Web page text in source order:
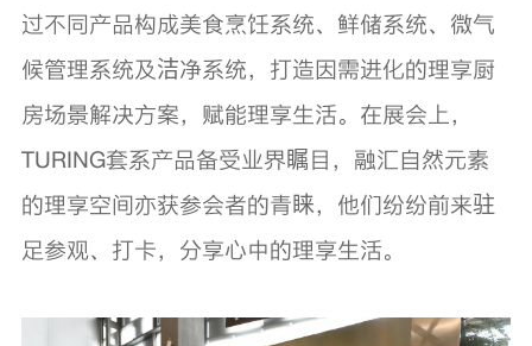
过不同产品构成美食烹饪系统、鲜储系统、微气
候管理系统及洁净系统，打造因需进化的理享厨
房场景解决方案，赋能理享生活。在展会上，
TURING套系产品备受业界瞩目，融汇自然元素
的理享空间亦获参会者的青睐，他们纷纷前来驻
足参观、打卡，分享心中的理享生活。